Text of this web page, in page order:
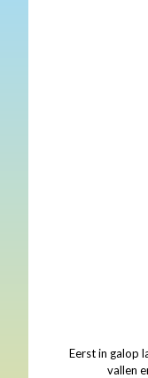
Eerst in galop
vallen